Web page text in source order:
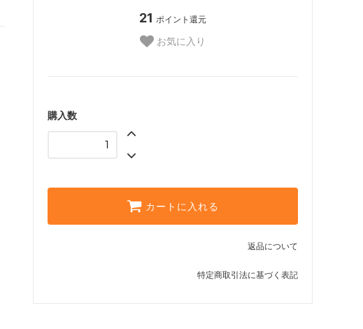
21 ポイント還元
お気に入り
購入数
カートに入れる
返品について
特定商取引法に基づく表記